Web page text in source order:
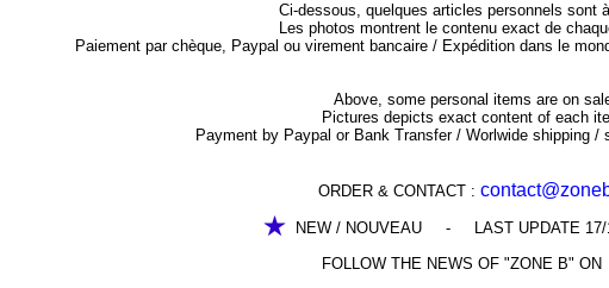
Ci-dessous, quelques articles personnels sont
Les photos montrent le contenu exact de
Paiement par chèque, Paypal ou virement bancaire / Expédition dans le
Above, some personal items are on
Pictures depicts exact content of each
Payment by Paypal or Bank Transfer / Worlwide shipping /
ORDER & CONTACT :
NEW / NOUVEAU - LAST UPDATE 17/
FOLLOW THE NEWS OF "ZONE B" ON